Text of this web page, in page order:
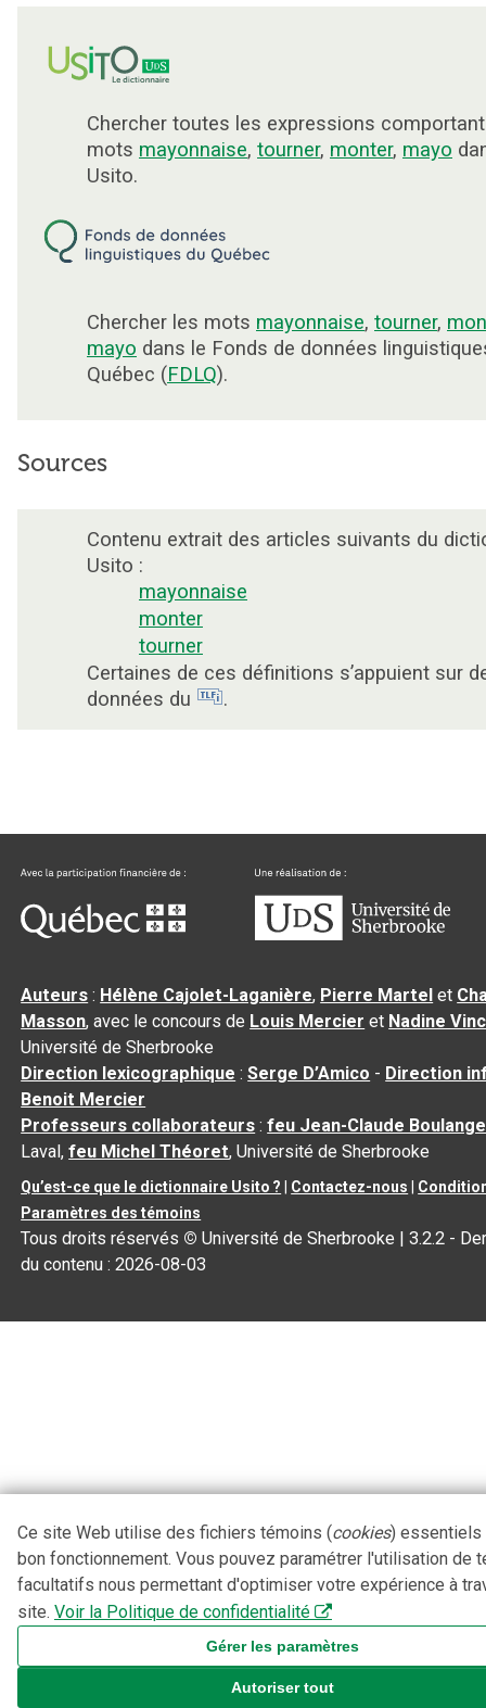
Chercher toutes les expressions
mots mayonnaise, tourner, monter, mayo
Usito.
Chercher les mots mayonnaise, tourner,
mayo dans le Fonds de données
Québec (FDLQ).
Sources
Contenu extrait des articles suivants du
Usito :
mayonnaise
monter
tourner
Certaines de ces définitions s’appuient sur
données du
.
Auteurs : Hélène Cajolet-Laganière, Pierre Martel et
Masson, avec le concours de Louis Mercier et Nadine
Université de Sherbrooke
Direction lexicographique :Serge D’Amico - Direction
Benoit Mercier
Professeurs collaborateurs :feu Jean-Claude
Laval,feu Michel Théoret, Université de Sherbrooke
Qu’est-ce que le dictionnaire Usito ? Contactez-nous
Paramètres des témoins
Tous droits réservés © Université de Sherbrooke |3.2.2 -
du contenu :2026-08-03
Ce site Web utilise des fichiers témoins (cookies) essentiels
bon fonctionnement. Vous pouvez paramétrer l'utilisation de
facultatifs nous permettant d'optimiser votre expérience à
site. Voir la Politique de confidentialité
Gérer les paramètres
Autoriser tout